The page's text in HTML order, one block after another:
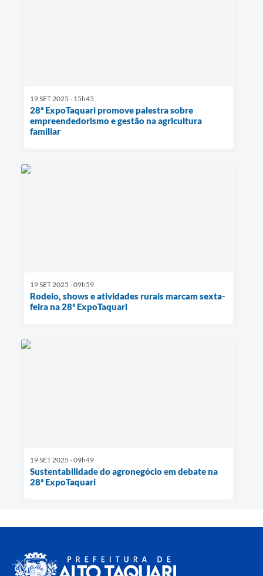
19 SET 2025 - 15h45
28ª ExpoTaquari promove palestra sobre
empreendedorismo e gestão na agricultura
familiar
19 SET 2025 - 09h59
Rodeio, shows e atividades rurais marcam sexta-
feira na 28ª ExpoTaquari
19 SET 2025 - 09h49
Sustentabilidade do agronegócio em debate na
28ª ExpoTaquari